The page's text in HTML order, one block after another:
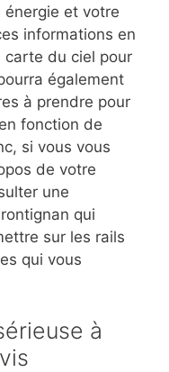
et votre
informations en
du ciel pour
également
à prendre pour
fonction de
si vous vous
de votre
une
qui
sur les rails
qui vous
à